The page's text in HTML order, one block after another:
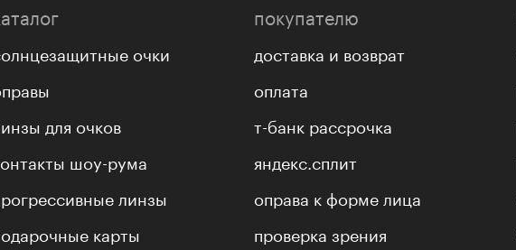
очки
для очков
шоу-рума
линзы
карты
покупателю
доставка и возврат
оплата
т-банк рассрочка
яндекс.сплит
оправа к форме лица
проверка зрения